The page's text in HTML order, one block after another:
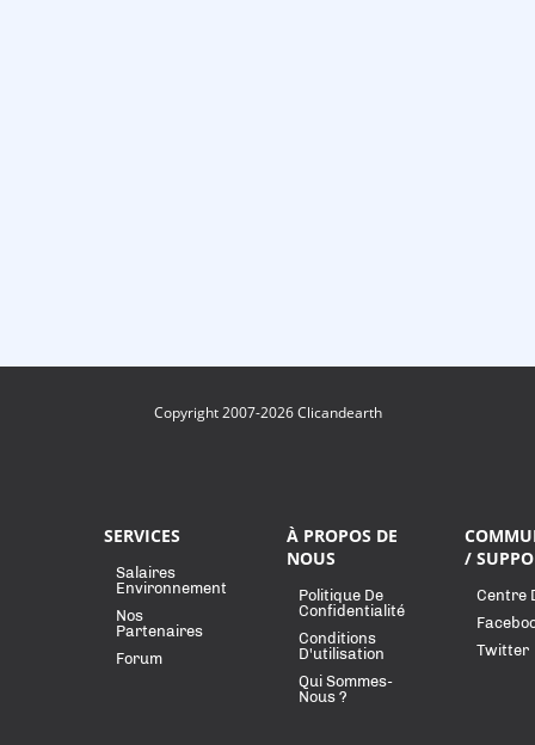
Copyright 2007-2026 Clicandearth
SERVICES
Salaires
Environnement
Nos
Partenaires
Forum
À PROPOS DE
NOUS
Politique De
Confidentialité
Conditions
D'utilisation
Qui Sommes-
Nous ?
/
Centre
Twitter